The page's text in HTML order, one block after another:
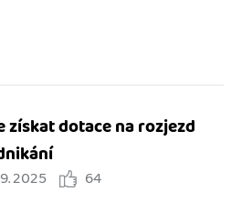
získat dotace na rozjezd
2025 64